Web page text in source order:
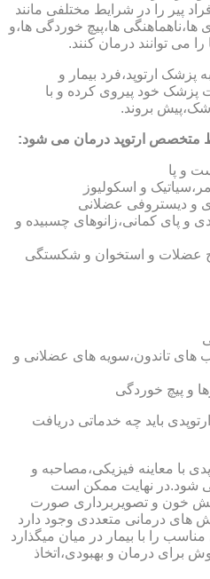
پیر را در شرایط مختلفی مانند
ها،ناهماهنگی ها،پیچ خوردگی ها،و
توانند درمان کنند.
ارتوپد،فرد بیمار و
پزشک خود پیروی کرده و با
بروند.
متخصص ارتوپد درمان می شود:
و پا
و اسکولیوز
و دیستروفی عضلانی
و پای کمانی،زانوهای چسبیده و
عضلات و استخوان و شکستگی
تاندون،سویه های عضلانی و
و پیچ خوردگی
باید چه خدماتی دریافت
با معاینه فیزیکی،مصاحبه و
شود.در نهایت ممکن است
خون و تصویربرداری صورت
های درمانی متعددی وجود دارد
را با بیمار در میان میگذارد
برای درمان و بهبودی،اتخاذ